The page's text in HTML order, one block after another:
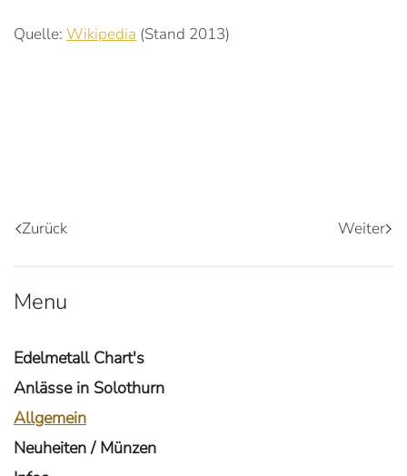
Quelle: Wikipedia (Stand 2013)
Zurück Weiter
Menu
Edelmetall Chart's
Anlässe in Solothurn
Allgemein
Neuheiten / Münzen